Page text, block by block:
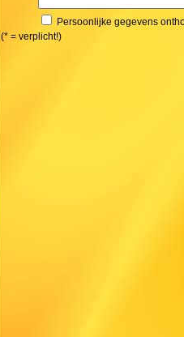
Persoonlijke gegevens
(* = verplicht!)